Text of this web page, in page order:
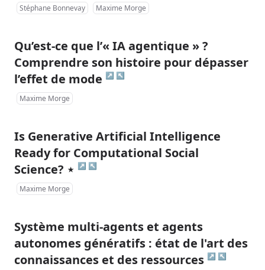
Stéphane Bonnevay Maxime Morge
Qu’est-ce que l’« IA agentique » ?
Comprendre son histoire pour dépasser
l’effet de mode ↗ ↖
Maxime Morge
Is Generative Artificial Intelligence
Ready for Computational Social
Science? ⋆ ↗ ↖
Maxime Morge
Système multi-agents et agents
autonomes génératifs : état de l'art des
connaissances et des ressources ↗ ↖